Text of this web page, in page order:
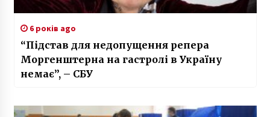
6 років ago
“Підстав для недопущення репера
Моргенштерна на гастролі в Україну
немає”, – СБУ